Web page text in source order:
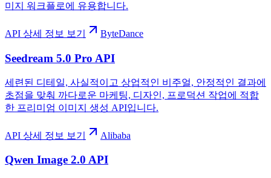
미지 워크플로에 유용합니다.
API 상세 정보 보기 ByteDance
Seedream 5.0 Pro API
세련된 디테일, 사실적이고 상업적인 비주얼, 안정적인 결과에
초점을 맞춰 까다로운 마케팅, 디자인, 프로덕션 작업에 적합
한 프리미엄 이미지 생성 API입니다.
API 상세 정보 보기 Alibaba
Qwen Image 2.0 API